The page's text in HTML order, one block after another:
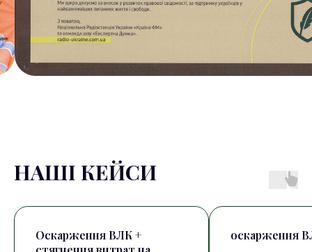
НАШІ КЕЙСИ
Оскарження ВЛК +
оскарження